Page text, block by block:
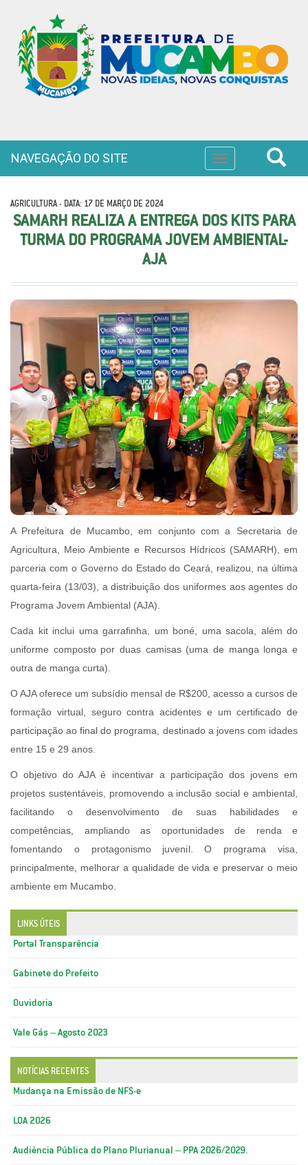
Toggle
navigation
NAVEGAÇÃO DO SITE
AGRICULTURA - DATA: 17 DE MARÇO DE 2024
SAMARH REALIZA A ENTREGA DOS KITS PARA
TURMA DO PROGRAMA JOVEM AMBIENTAL-
AJA
A Prefeitura de Mucambo, em conjunto com a Secretaria de
Agricultura, Meio Ambiente e Recursos Hídricos (SAMARH), em
parceria com o Governo do Estado do Ceará, realizou, na última
quarta-feira (13/03), a distribuição dos uniformes aos agentes do
Programa Jovem Ambiental (AJA).
Cada kit inclui uma garrafinha, um boné, uma sacola, além do
uniforme composto por duas camisas (uma de manga longa e
outra de manga curta).
O AJA oferece um subsídio mensal de R$200, acesso a cursos de
formação virtual, seguro contra acidentes e um certificado de
participação ao final do programa, destinado a jovens com idades
entre 15 e 29 anos.
O objetivo do AJA é incentivar a participação dos jovens em
projetos sustentáveis, promovendo a inclusão social e ambiental,
facilitando o desenvolvimento de suas habilidades e
competências, ampliando as oportunidades de renda e
fomentando o protagonismo juvenil. O programa visa,
principalmente, melhorar a qualidade de vida e preservar o meio
ambiente em Mucambo.
LINKS ÚTEIS
Portal Transparência
Gabinete do Prefeito
Ouvidoria
Vale Gás – Agosto 2023
NOTÍCIAS RECENTES
Mudança na Emissão de NFS-e
LOA 2026
Audiência Pública do Plano Plurianual – PPA 2026/2029.